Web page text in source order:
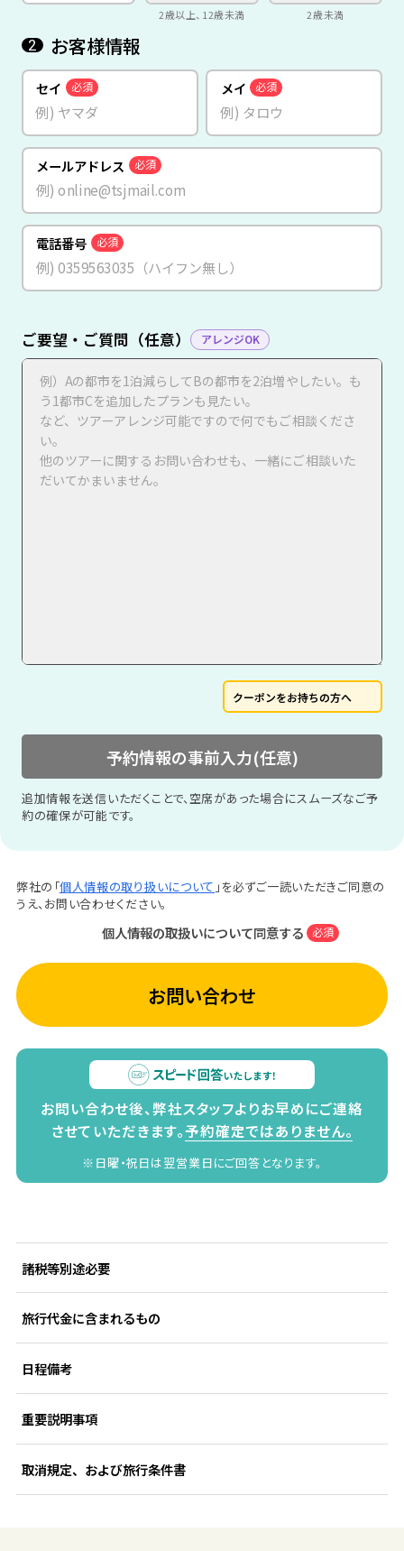
2歳以上、12歳未満 2歳未満
2 お客様情報
セイ 必須 メイ 必須
メールアドレス 必須
電話番号 必須
ご要望・ご質問（任意） アレンジOK
クーポンをお持ちの方へ
予約情報の事前入力(任意)
追加情報を送信いただくことで、空席があった場合にスムーズなご予
約の確保が可能です。
弊社の「個人情報の取り扱いについて 」を必ずご一読いただきご同意の
うえ、お問い合わせください。
個人情報の取扱いについて同意する 必須
お問い合わせ
お問い合わせ後、弊社スタッフよりお早めにご連絡
させていただきます。予約確定ではありません。
※日曜・祝日は翌営業日にご回答となります。
諸税等別途必要
旅行代金に含まれるもの
日程備考
重要説明事項
取消規定、および旅行条件書